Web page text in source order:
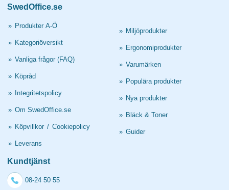
SwedOffice.se
» Produkter A-Ö
» Kategoriöversikt
» Vanliga frågor (FAQ)
» Köpråd
» Integritetspolicy
» Om SwedOffice.se
» Köpvillkor / Cookiepolicy
» Leverans
» Miljöprodukter
» Ergonomiprodukter
» Varumärken
» Populära produkter
» Nya produkter
» Bläck & Toner
» Guider
Kundtjänst
08-24 50 55